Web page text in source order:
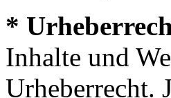
*
Inhalte und
Urheberrecht.